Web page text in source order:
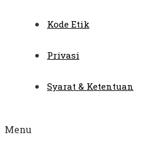
Kode Etik
Privasi
Syarat & Ketentuan
Menu